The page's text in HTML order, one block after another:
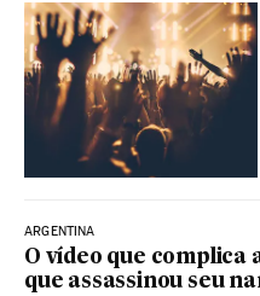
ARGENTINA
O vídeo que complica
que assassinou seu